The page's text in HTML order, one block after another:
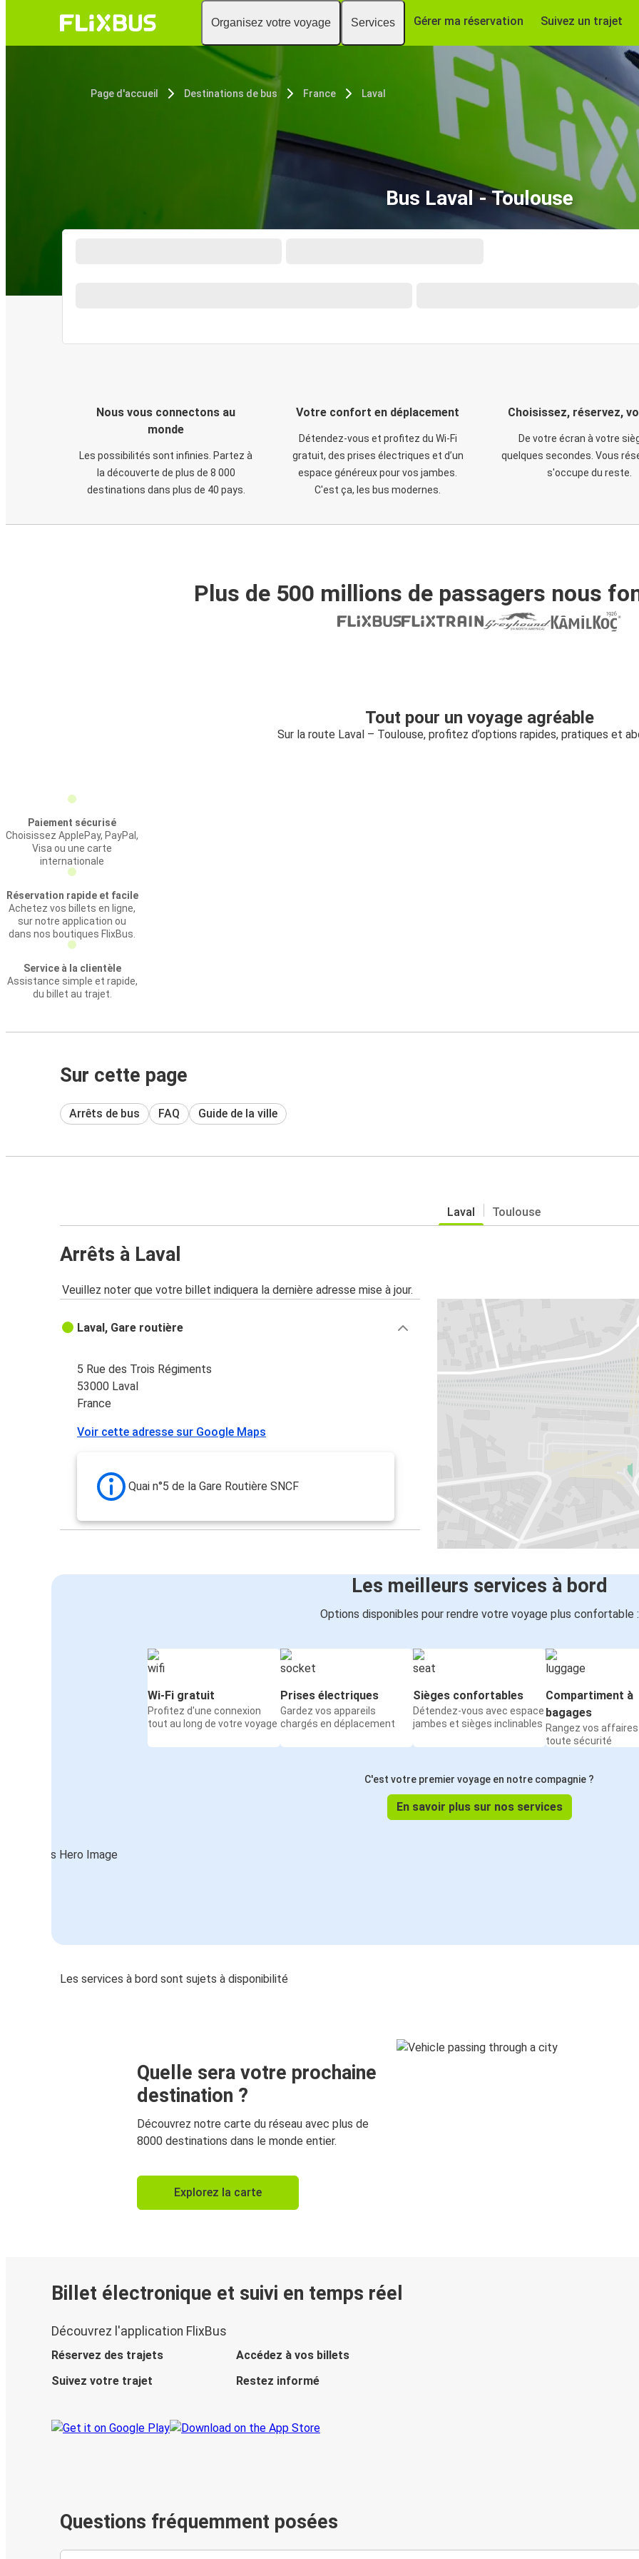
Organisez votre voyage Services Gérer ma réservation Suivez un trajet
Page d'accueil Destinations de bus France Laval
Bus Laval - Toulouse
Nous vous connectons au
monde
Les possibilités sont infinies. Partez à
la découverte de plus de 8 000
destinations dans plus de 40 pays.
Votre confort en déplacement
Détendez-vous et profitez du Wi-Fi
gratuit, des prises électriques et d’un
espace généreux pour vos jambes.
C'est ça, les bus modernes.
Choisissez, réservez,
De votre écran à votre
quelques secondes. Vous
s'occupe du reste.
Plus de 500 millions de passagers nous
Tout pour un voyage agréable
Sur la route Laval – Toulouse, profitez d’options rapides, pratiques et
Paiement sécurisé
Choisissez ApplePay, PayPal,
Visa ou une carte
internationale
Réservation rapide et facile
Achetez vos billets en ligne,
sur notre application ou
dans nos boutiques FlixBus.
Service à la clientèle
Assistance simple et rapide,
du billet au trajet.
Sur cette page
Arrêts de bus FAQ Guide de la ville
Laval Toulouse
Arrêts à Laval
Veuillez noter que votre billet indiquera la dernière adresse mise à jour.
Laval, Gare routière
5 Rue des Trois Régiments
53000 Laval
France
Voir cette adresse sur Google Maps
Quai n°5 de la Gare Routière SNCF
Les meilleurs services à bord
Options disponibles pour rendre votre voyage plus confortable :
Wi-Fi gratuit
Profitez d'une connexion
tout au long de votre voyage
Prises électriques
Gardez vos appareils
chargés en déplacement
Sièges confortables
Détendez-vous avec espace
jambes et sièges inclinables
Compartiment à
bagages
Rangez vos affaires
toute sécurité
C'est votre premier voyage en notre compagnie ?
En savoir plus sur nos services
Les services à bord sont sujets à disponibilité
Quelle sera votre prochaine
destination ?
Découvrez notre carte du réseau avec plus de
8000 destinations dans le monde entier.
Explorez la carte
Billet électronique et suivi en temps réel
Découvrez l'application FlixBus
Réservez des trajets
Accédez à vos billets
Suivez votre trajet
Restez informé
Questions fréquemment posées